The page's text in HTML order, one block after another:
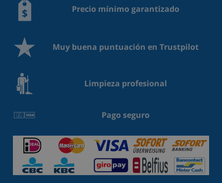
Precio mínimo garantizado
Muy buena puntuación en Trustpilot
Limpieza profesional
Pago seguro